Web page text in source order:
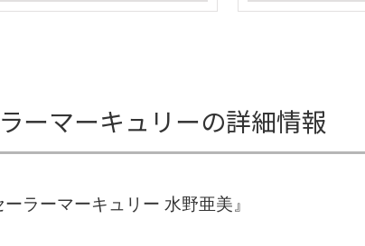
ーマーキュリーの詳細情報
ラーマーキュリー 水野亜美』